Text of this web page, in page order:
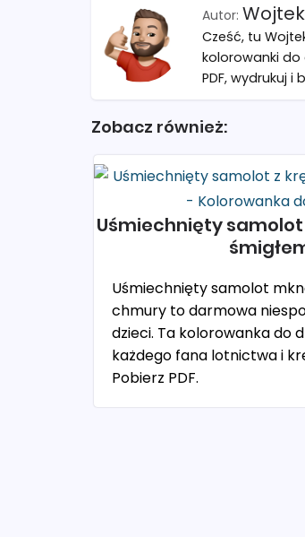
Wojtek
Cześć, tu
kolorowanki do
PDF, wydrukuj i
Zobacz również:
Uśmiechnięty
Uśmiechnięty samolot
chmury to darmowa
dzieci. Ta kolorowanka do
każdego fana lotnictwa i
Pobierz PDF.